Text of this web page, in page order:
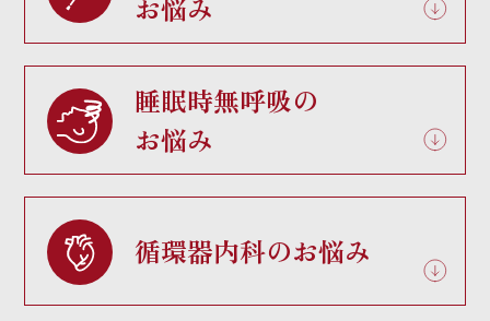
お悩み
睡眠時無呼吸の
お悩み
循環器内科のお悩み